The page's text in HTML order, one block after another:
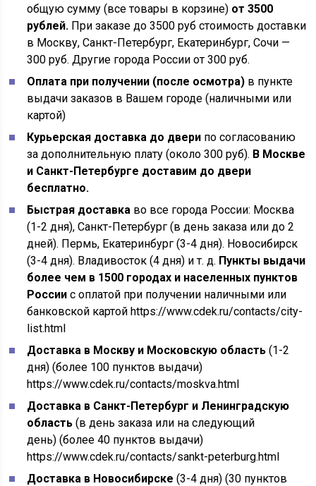
общую сумму (все товары в корзине) от 3500
рублей. При заказе до 3500 руб стоимость доставки
в Москву, Санкт-Петербург, Екатеринбург, Сочи —
300 руб. Другие города России от 300 руб.
Оплата при получении (после осмотра) в пункте
выдачи заказов в Вашем городе (наличными или
картой)
Курьерская доставка до двери по согласованию
за дополнительную плату (около 300 руб). В Москве
и Санкт-Петербурге доставим до двери
бесплатно.
Быстрая доставка во все города России: Москва
(1-2 дня), Санкт-Петербург (в день заказа или до 2
дней). Пермь, Екатеринбург (3-4 дня). Новосибирск
(3-4 дня). Владивосток (4 дня) и т. д. Пункты выдачи
более чем в 1500 городах и населенных пунктов
России с оплатой при получении наличными или
банковской картойhttps://www.cdek.ru/contacts/city-
list.html
Доставка в Москву и Московскую область (1-2
дня) (более 100 пунктов выдачи)
https://www.cdek.ru/contacts/moskva.html
Доставка в Санкт-Петербург и Ленинградскую
область (в день заказа или на следующий
день) (более 40 пунктов выдачи)
https://www.cdek.ru/contacts/sankt-peterburg.html
Доставка в Новосибирске (3-4 дня) (30 пунктов